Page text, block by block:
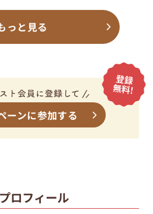
っと見る
ーンに参加する
ロフィール